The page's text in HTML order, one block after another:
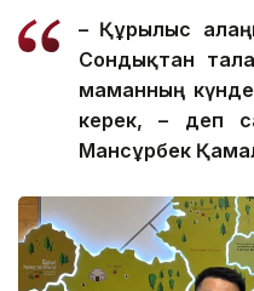
– Құрылыс
Сондықтан
маманның
керек, – деп
Мансұрбек